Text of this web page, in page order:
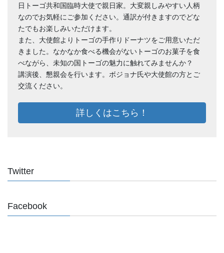
日トーゴ共和国臨時大使で親日家。大変親しみやすい人柄
なのでお気軽にご参加ください。通訳が付きますのでどな
たでもお楽しみいただけます。
また、大使館よりトーゴの手作りドーナツをご用意いただ
きました。なかなか食べる機会がないトーゴのお菓子を食
べながら、未知の国トーゴの魅力に触れてみませんか？
講演後、懇親会を行います。ボジョナ氏や大使館の方とご
交流ください。
詳しくはこちら！
Twitter
Facebook